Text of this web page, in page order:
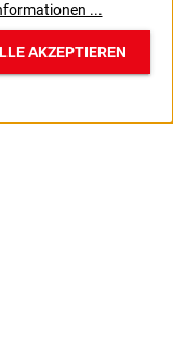
...
AKZEPTIEREN
B